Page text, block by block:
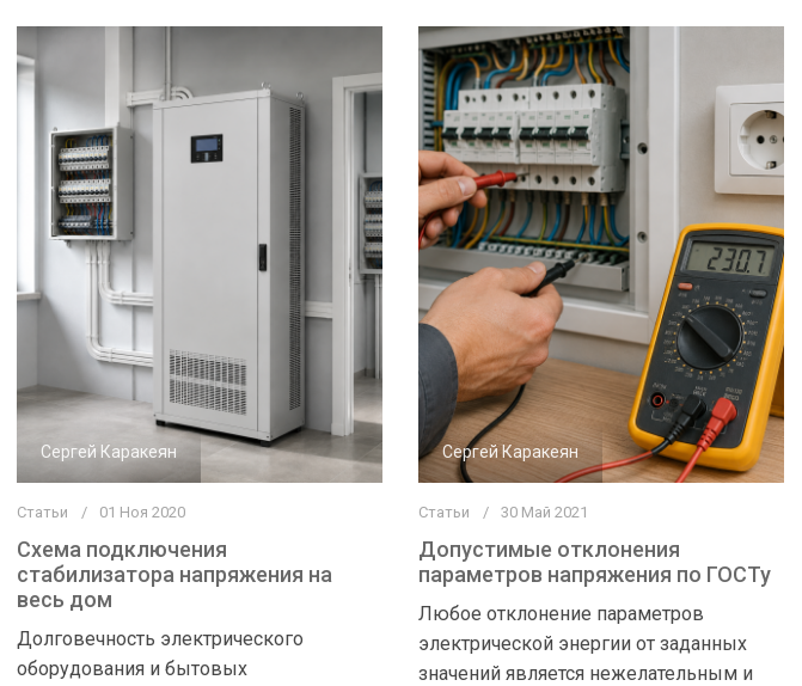
Сергей Каракеян
Статьи 01 Ноя 2020
Схема подключения
стабилизатора напряжения на
весь дом
Долговечность электрического
оборудования и бытовых
Сергей Каракеян
Статьи 30 Май 2021
Допустимые отклонения
параметров напряжения по ГОСТу
Любое отклонение параметров
электрической энергии от заданных
значений является нежелательным и